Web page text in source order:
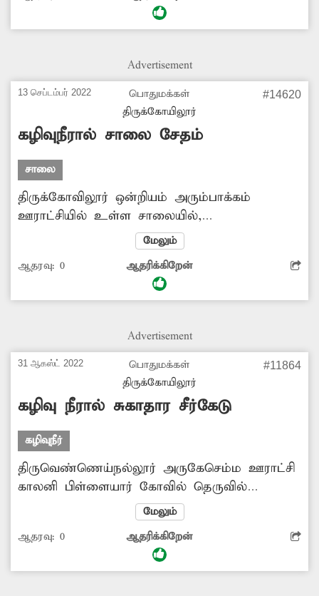
வருகின்றனர். மேலும் பொது மக்களுக்கு
உருவாகியுள்ளது. இதை தவிர்க்க சுரங்க
அதிகாரிகள் நடவடிக்கை எடுப்பார்களா?.
Advertisement
13 செப்டம்பர் 2022
பொதுமக்கள்
திருக்கோயிலூர்
#14620
கழிவுநீரால் சாலை சேதம்
சாலை
திருக்கோவிலூர் ஒன்றியம் அரும்பாக்கம்
ஊராட்சியில் உள்ள சாலையில்,
குடியிருப்புகளில் இருந்து வெளியேறும் கழிவுநீர்
ஆறாக ஓடுகிறது. இதனால் சாலை
சேதமடைந்து குண்டும் குழியுமாக
போக்குவரத்துக்கு லாயக்கற்று கிடக்கிறது.
அமைப்பதுடன், சேதமடைந்த சாலையை
எடுக்குமா?.
மேலும்
ஆதரவு: 0 ஆதரிக்கிறேன்
Advertisement
31 ஆகஸ்ட் 2022
பொதுமக்கள்
திருக்கோயிலூர்
#11864
கழிவு நீரால் சுகாதார சீர்கேடு
கழிவுநீர்
திருவெண்ணெய்நல்லூர் அருகேசெம்ம ஊராட்சி
காலனி பிள்ளையார் கோவில் தெருவில்
ஆக்கிரமிப்பு மற்றும் கழிவுநீர் வாய்க்கால்
அமைக்காத காரணத்தால் அங்கு சாலையில்
கழிவு நீர் தேங்கி நிற்கிறது. இதனால் சாலையில்
பொதுமக்கள் நடந்து கூட செல்ல முடியாத
மேலும்
ஆதரவு: 0 ஆதரிக்கிறேன்